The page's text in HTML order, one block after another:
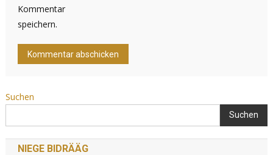
Kommentar
speichern.
Suchen
Suchen
NIEGE BIDRÄÄG